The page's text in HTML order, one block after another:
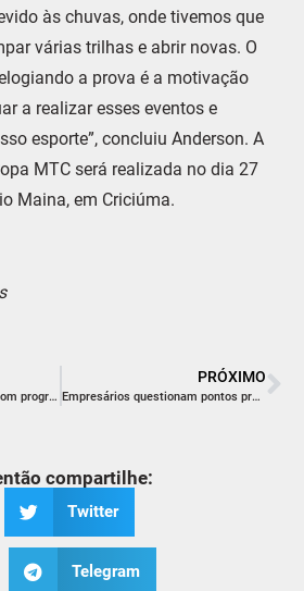
às chuvas, onde tivemos que
várias trilhas e abrir novas. O
a prova é a motivação
a realizar esses eventos e
esporte”, concluiu Anderson. A
MTC será realizada no dia 27
Maina, em Criciúma.
Apae comemora 40 anos com programação especial
PRÓXIMO
Empresários questionam pontos propostos no Plano Diretor
compartilhe:
Twitter
Telegram